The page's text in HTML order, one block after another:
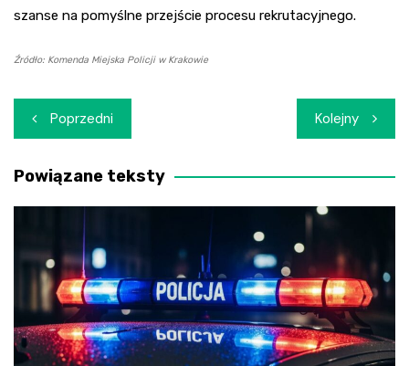
szanse na pomyślne przejście procesu rekrutacyjnego.
Źródło: Komenda Miejska Policji w Krakowie
Nawigacja
wpisu
Poprzedni Kolejny
Powiązane teksty